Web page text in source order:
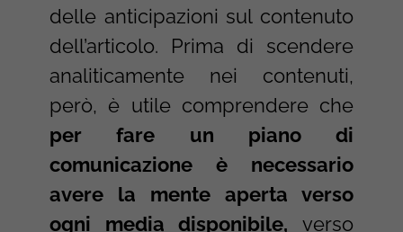
delle anticipazioni sul contenuto
dell’articolo. Prima di scendere
analiticamente nei contenuti,
però, è utile comprendere che
per fare un piano di
comunicazione è necessario
avere la mente aperta verso
ogni media disponibile, verso